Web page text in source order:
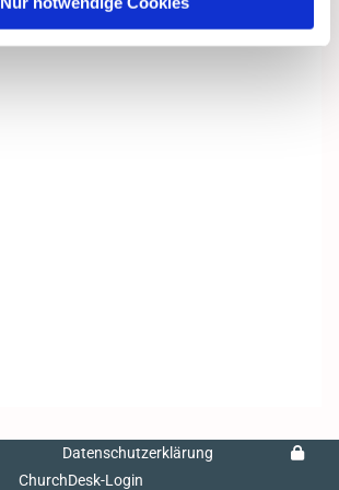
Datenschutzerklärung
ChurchDesk-Login